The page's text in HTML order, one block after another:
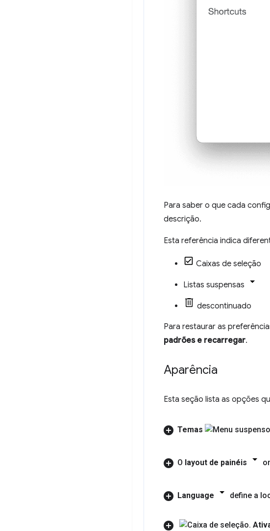
Para saber o que cada
descrição.
Esta referência indica
Caixas de seleção
Listas suspensas
descontinuado
Para restaurar as
padrões e recarregar.
Aparência
Esta seção lista as opções
Temas
O layout de painéis
Language define a